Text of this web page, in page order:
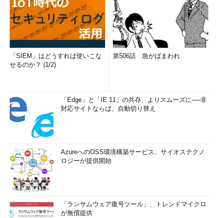
「SIEM」はどうすれば使いこな
せるのか？ (1/2)
第506話 急がばまわれ
「Edge」と「IE 11」の共存、よりスムーズに──非
対応サイトならば、自動切り替え
AzureへのOSS環境構築サービス、サイオステクノ
ロジーが提供開始
「ランサムウェア復号ツール」、トレンドマイクロ
が無償提供